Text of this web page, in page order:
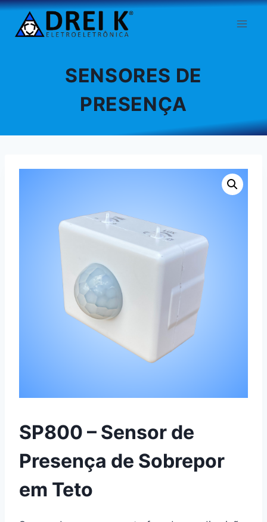
Pular
para
SENSORES DE
PRESENÇA
SP800 – Sensor de
Presença de Sobrepor
em Teto